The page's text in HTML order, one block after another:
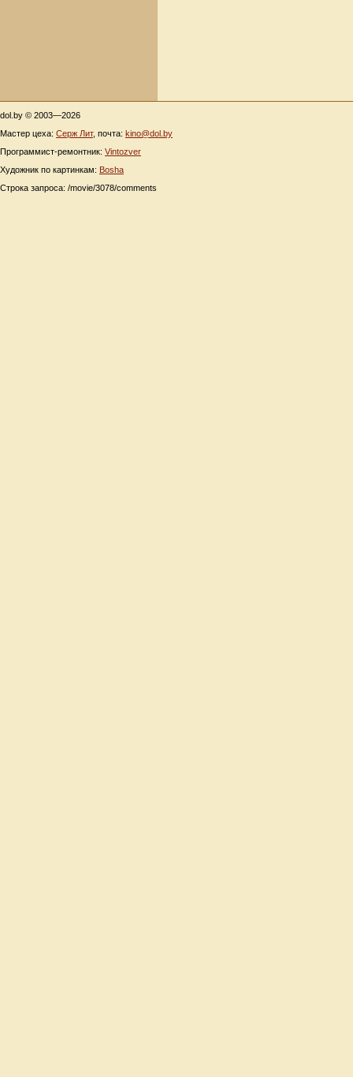
dol.by © 2003—2026
Мастер цеха: Серж Лит, почта: kino@dol.by
Программист-ремонтник: Vintozver
Художник по картинкам: Bosha
Строка запроса: /movie/3078/comments